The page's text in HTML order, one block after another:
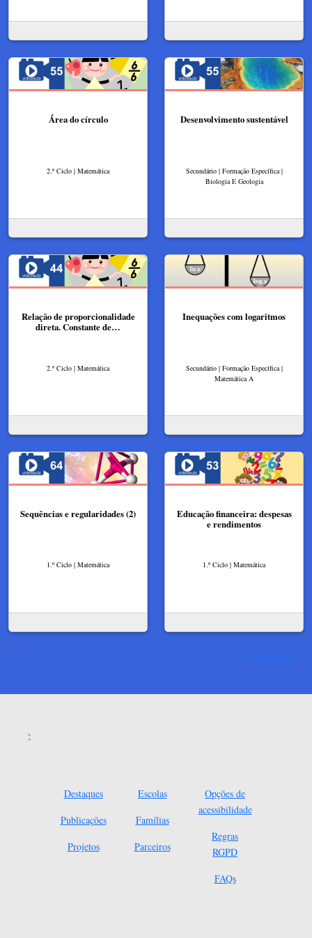
Área do círculo
2.º Ciclo | Matemática
Desenvolvimento sustentável
Secundário | Formação Específica |
Biologia E Geologia
Relação de proporcionalidade
direta. Constante de…
2.º Ciclo | Matemática
Inequações com logaritmos
Secundário | Formação Específica |
Matemática A
Sequências e regularidades (2)
1.º Ciclo | Matemática
Educação financeira: despesas
e rendimentos
1.º Ciclo | Matemática
Ver mais
Destaques
Publicações
Projetos
Escolas
Famílias
Parceiros
Opções de
acessibilidade
Regras
RGPD
FAQs